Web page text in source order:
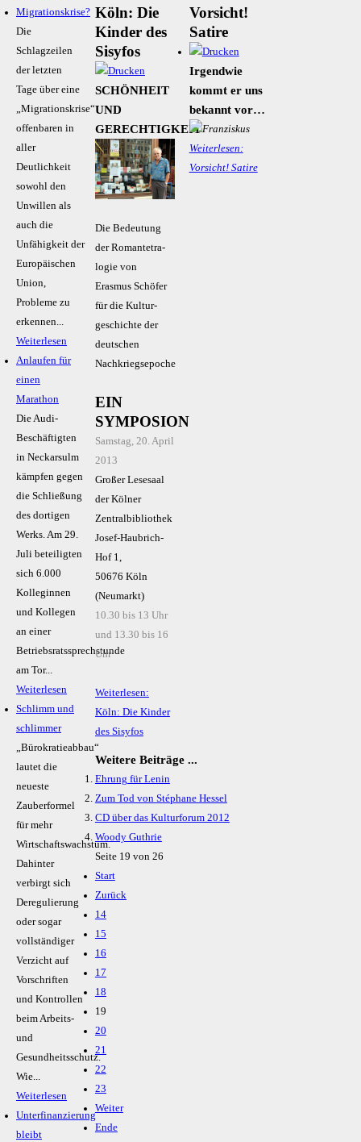
Migrationskrise?
Die
Schlagzeilen
der letzten
Tage über eine
„Migrationskrise“
offenbaren in
aller
Deutlichkeit
sowohl den
Unwillen als
auch die
Unfähigkeit der
Europäischen
Union,
Probleme zu
erkennen...
Weiterlesen
Anlaufen für
einen
Marathon
Die Audi-
Beschäftigten
in Neckarsulm
kämpfen gegen
die Schließung
des dortigen
Werks. Am 29.
Juli beteiligten
sich 6.000
Kolleginnen
und Kollegen
an einer
Betriebsratssprechstunde
am Tor...
Weiterlesen
Schlimm und
schlimmer
„Bürokratieabbau“
lautet die
neueste
Zauberformel
für mehr
Wirtschaftswachstum.
Dahinter
verbirgt sich
Deregulierung
oder sogar
vollständiger
Verzicht auf
Vorschriften
und Kontrollen
beim Arbeits-
und
Gesundheitsschutz.
Wie...
Weiterlesen
Unterfinanzierung
bleibt
Köln: Die
Kinder des
Sisyfos
SCHÖNHEIT
UND
GERECHTIGKEIT
Die Bedeutung
der Roman­tetra­
logie von
Erasmus Schöfer
für die Kultur­
geschichte der
deutschen
Nachkriegsepoche
EIN
SYMPOSION
Samstag, 20. April
2013
Großer Lesesaal
der Kölner
Zentralbibliothek
Josef-Haubrich-
Hof 1,
50676 Köln
(Neumarkt)
10.30 bis 13 Uhr
und 13.30 bis 16
Uhr
Weiterlesen:
Köln: Die Kinder
des Sisyfos
Vorsicht!
Satire
Irgendwie
kommt er uns
bekannt vor…
Weiterlesen:
Vorsicht! Satire
Weitere Beiträge ...
Ehrung für Lenin
Zum Tod von Stéphane Hessel
CD über das Kulturforum 2012
Woody Guthrie
Seite 19 von 26
Start
Zurück
14
15
16
17
18
19
20
21
22
23
Weiter
Ende